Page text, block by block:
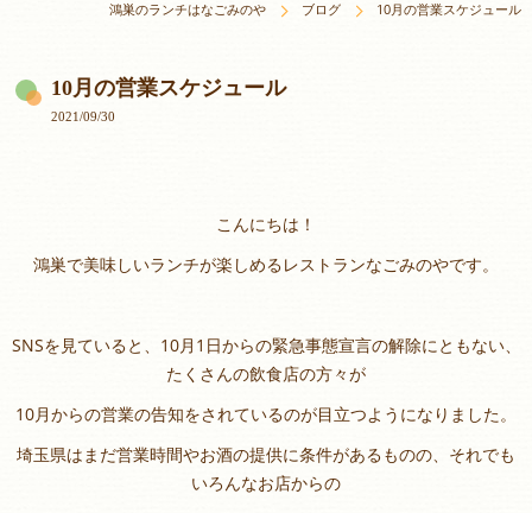
鴻巣のランチはなごみのや ブログ 10月の営業スケジュール
10月の営業スケジュール
2021/09/30
こんにちは！
鴻巣で美味しいランチが楽しめるレストランなごみのやです。
SNSを見ていると、10月1日からの緊急事態宣言の解除にともない、
たくさんの飲食店の方々が
10月からの営業の告知をされているのが目立つようになりました。
埼玉県はまだ営業時間やお酒の提供に条件があるものの、それでも
いろんなお店からの